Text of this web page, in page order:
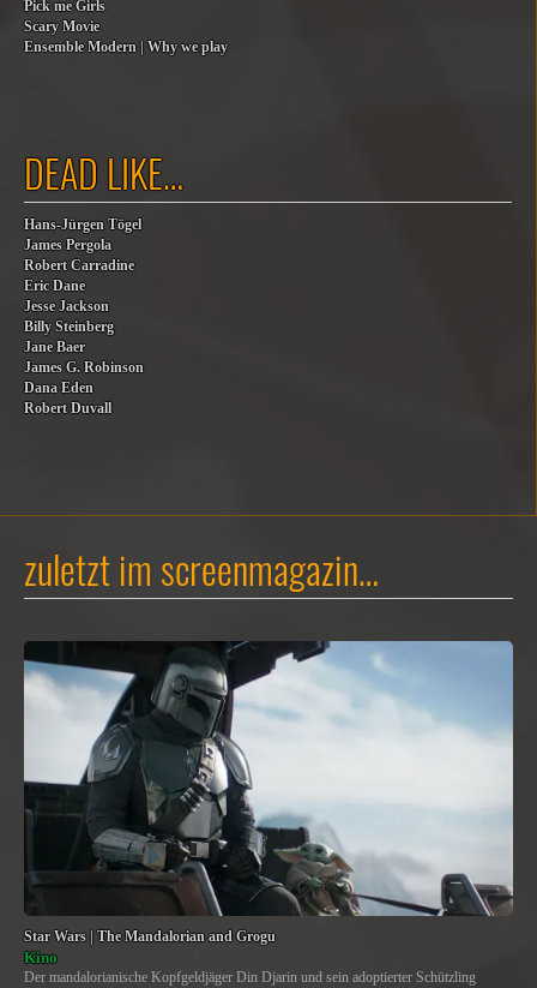
Pick me Girls
Scary Movie
Ensemble Modern | Why we play
DEAD LIKE…
Hans-Jürgen Tögel
James Pergola
Robert Carradine
Eric Dane
Jesse Jackson
Billy Steinberg
Jane Baer
James G. Robinson
Dana Eden
Robert Duvall
zuletzt im screenmagazin…
Star Wars | The Mandalorian and Grogu
Kino
Der mandalorianische Kopfgeldjäger Din Djarin und sein adoptierter Schützling